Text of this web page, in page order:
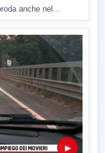
anche nel...
▶